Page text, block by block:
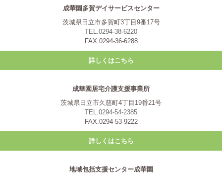
成華園多賀デイサービスセンター
茨城県日立市多賀町3丁目9番17号
TEL.0294-38-6220
FAX.0294-36-6288
詳しくはこちら
成華園居宅介護支援事業所
茨城県日立市久慈町4丁目19番21号
TEL.0294-54-2385
FAX.0294-53-9222
詳しくはこちら
地域包括支援センター成華園